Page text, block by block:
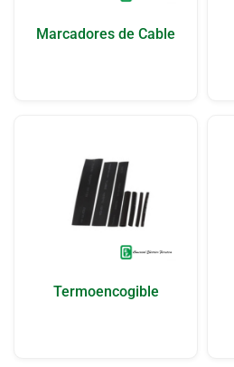
Marcadores de Cable
Termoencogible